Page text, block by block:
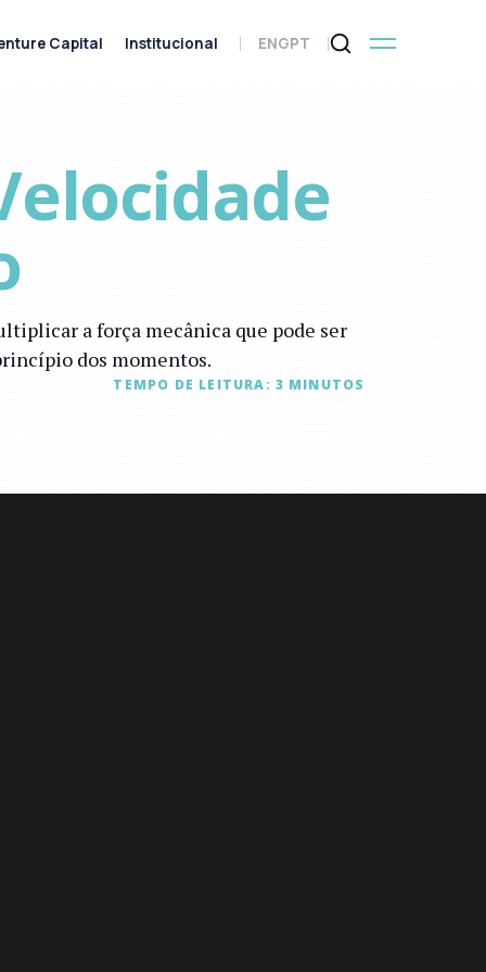
a força mecânica que pode ser
dos momentos.
TEMPO DE LEITURA: 3 MINUTOS
Capital Institucional ENGPT